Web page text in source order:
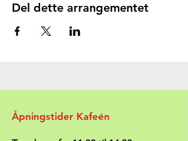
Del dette arrangementet
Åpningstider Kafeén